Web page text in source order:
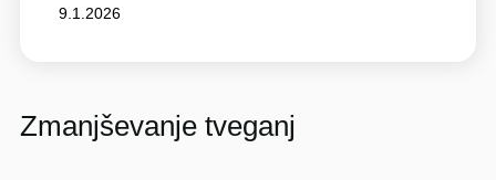
9.1.2026
Zmanjševanje tveganj